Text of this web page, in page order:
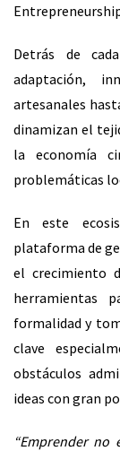
Detrás de
adaptación,
artesanales
dinamizan el
la economía
problemáticas
En este
plataforma de
el crecimiento
herramientas
formalidad y
clave
obstáculos
ideas con gran
“Emprender no